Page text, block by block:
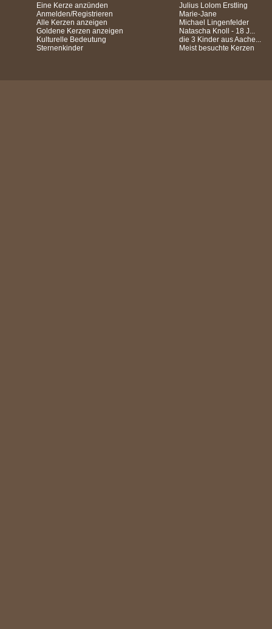
Eine Kerze anzünden
Anmelden/Registrieren
Alle Kerzen anzeigen
Goldene Kerzen anzeigen
Kulturelle Bedeutung
Sternenkinder
Julius Lolom Erstling
Marie-Jane
Michael Lingenfelder
Natascha Knoll - 18 J...
die 3 Kinder aus Aache...
Meist besuchte Kerzen